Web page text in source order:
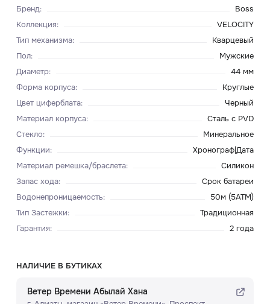
Бренд:
Boss
Коллекция:
VELOCITY
Тип механизма:
Кварцевый
Пол:
Мужские
Диаметр:
44 мм
Форма корпуса:
Круглые
Цвет циферблата:
Черный
Материал корпуса:
Сталь с PVD
Стекло:
Минеральное
Функции:
Хронограф|Дата
Материал ремешка/браслета:
Силикон
Запас хода:
Срок батареи
Водонепроницаемость:
50м (5ATM)
Тип Застежки:
Традиционная
Гарантия: 2 года
НАЛИЧИЕ В БУТИКАХ
Ветер Времени Абылай Хана